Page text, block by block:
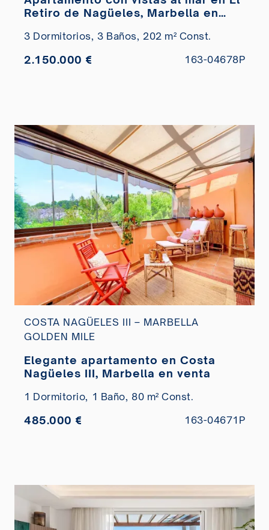
Retiro de Nagüeles, Marbella en
3 Dormitorios, 3 Baños, 202 m² Const.
2.150.000 € 163-04678P
COSTA NAGÜELES III – MARBELLA
GOLDEN MILE
Elegante apartamento en Costa
Nagüeles III, Marbella en venta
1 Dormitorio, 1 Baño, 80 m² Const.
485.000 € 163-04671P